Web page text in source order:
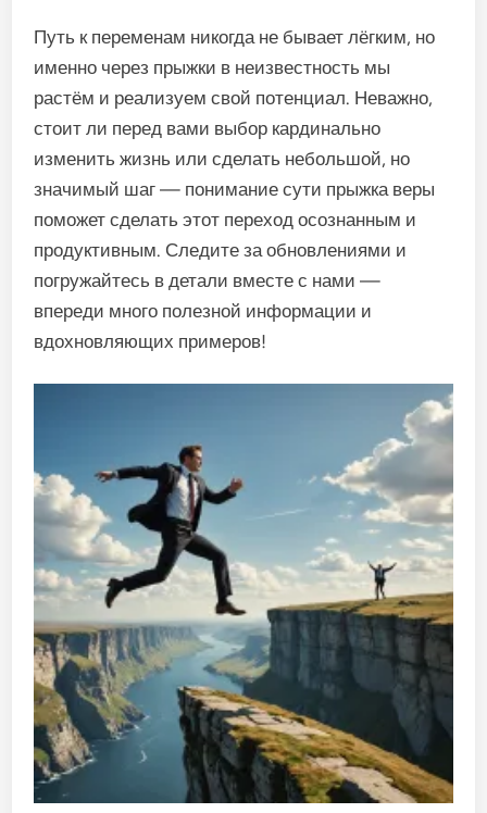
Путь к переменам никогда не бывает лёгким, но
именно через прыжки в неизвестность мы
растём и реализуем свой потенциал. Неважно,
стоит ли перед вами выбор кардинально
изменить жизнь или сделать небольшой, но
значимый шаг — понимание сути прыжка веры
поможет сделать этот переход осознанным и
продуктивным. Следите за обновлениями и
погружайтесь в детали вместе с нами —
впереди много полезной информации и
вдохновляющих примеров!